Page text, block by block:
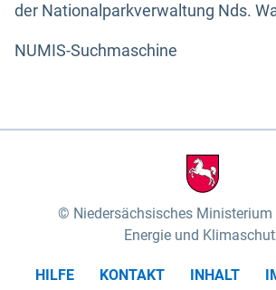
der Nationalparkverwaltung Nds.
NUMIS-Suchmaschine
Niedersächsisches Ministerium
Energie und
HILFE KONTAKT INHALT